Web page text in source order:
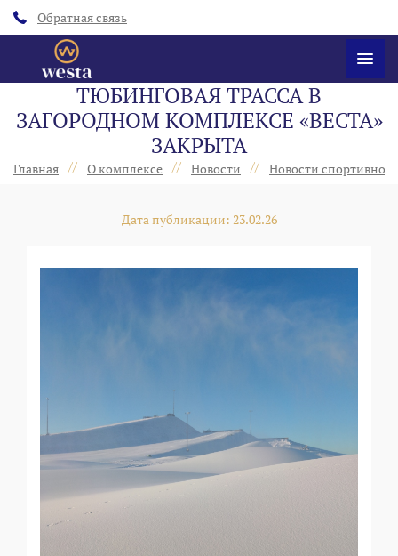
Обратная связь
ТЮБИНГОВАЯ ТРАССА В
ЗАГОРОДНОМ КОМПЛЕКСЕ «ВЕСТА»
ЗАКРЫТА
Главная // О комплексе // Новости // Новости
Дата публикации: 23.02.26